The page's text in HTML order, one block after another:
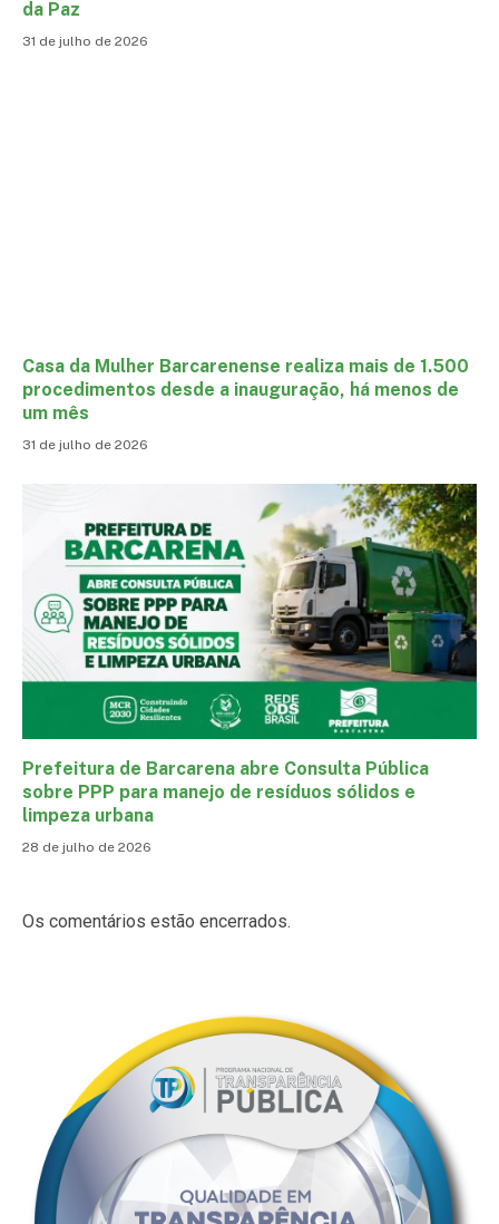
da Paz
31 de julho de 2026
Casa da Mulher Barcarenense realiza mais de 1.500
procedimentos desde a inauguração, há menos de
um mês
31 de julho de 2026
Prefeitura de Barcarena abre Consulta Pública
sobre PPP para manejo de resíduos sólidos e
limpeza urbana
28 de julho de 2026
Os comentários estão encerrados.